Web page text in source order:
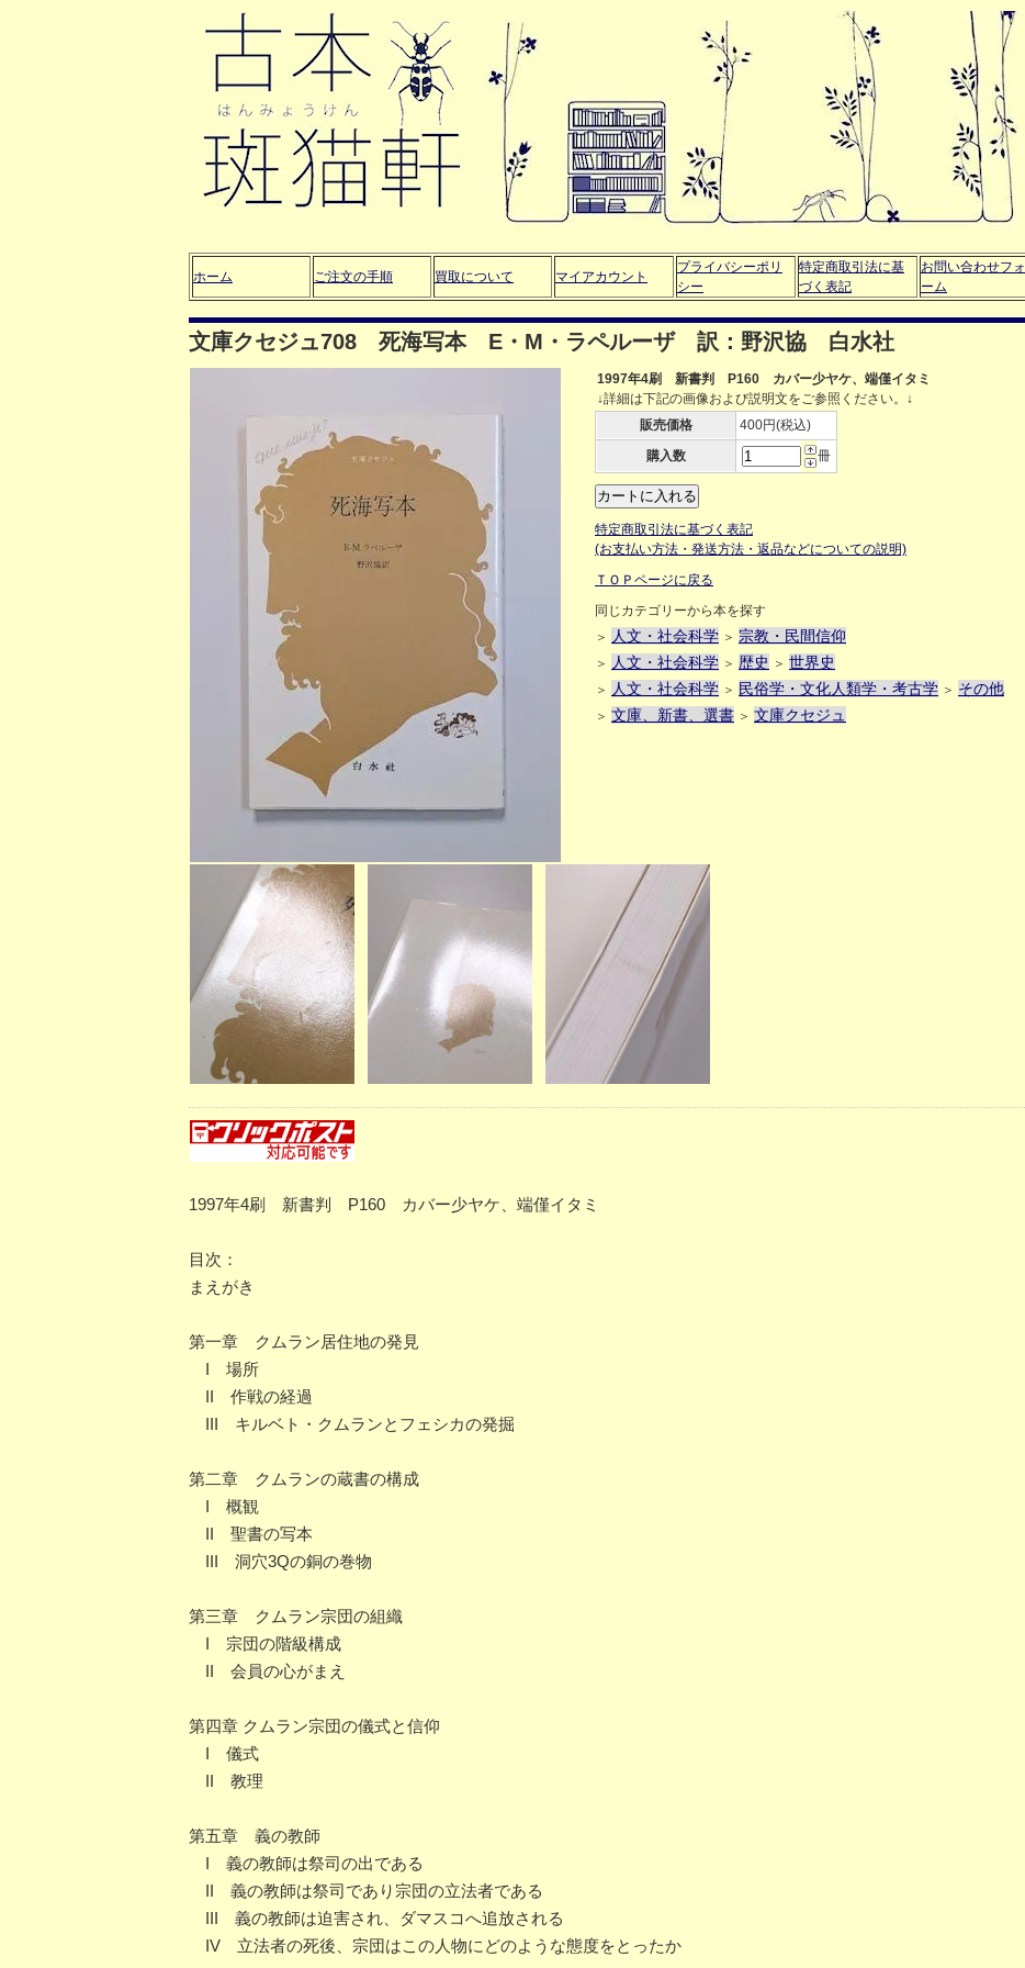
ホーム ご注文の手順 買取について マイアカウント
プライバシーポリ
シー
特定商取引法に基
づく表記
お問い合わせフォ
ーム
文庫クセジュ708 死海写本 E・M・ラペルーザ 訳：野沢協 白水社
1997年4刷 新書判 P160 カバー少ヤケ、端僅イタミ
↓詳細は下記の画像および説明文をご参照ください。↓
販売価格
400円(税込)
購入数
冊
特定商取引法に基づく表記
(お支払い方法・発送方法・返品などについての説明)
ＴＯＰページに戻る
同じカテゴリーから本を探す
＞
人文・社会科学 ＞ 宗教・民間信仰
＞ 人文・社会科学 ＞ 歴史 ＞ 世界史
＞ 人文・社会科学 ＞ 民俗学・文化人類学・考古学 ＞ その他
＞ 文庫、新書、選書 ＞ 文庫クセジュ
1997年4刷 新書判 P160 カバー少ヤケ、端僅イタミ
目次：
まえがき
第一章 クムラン居住地の発見
I 場所
II 作戦の経過
III キルベト・クムランとフェシカの発掘
第二章 クムランの蔵書の構成
I 概観
II 聖書の写本
III 洞穴3Qの銅の巻物
第三章 クムラン宗団の組織
I 宗団の階級構成
II 会員の心がまえ
第四章 クムラン宗団の儀式と信仰
I 儀式
II 教理
第五章 義の教師
I 義の教師は祭司の出である
II 義の教師は祭司であり宗団の立法者である
III 義の教師は迫害され、ダマスコへ追放される
IV 立法者の死後、宗団はこの人物にどのような態度をとったか